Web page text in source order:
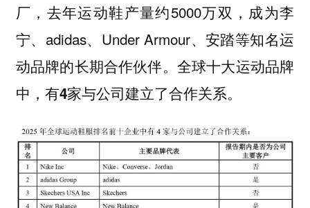
厂，去年运动鞋产量约5000万双，成为李
宁、adidas、Under Armour、安踏等知名运
动品牌的长期合作伙伴。 全球十大运动品牌
中，有4家与公司建立了合作关系。